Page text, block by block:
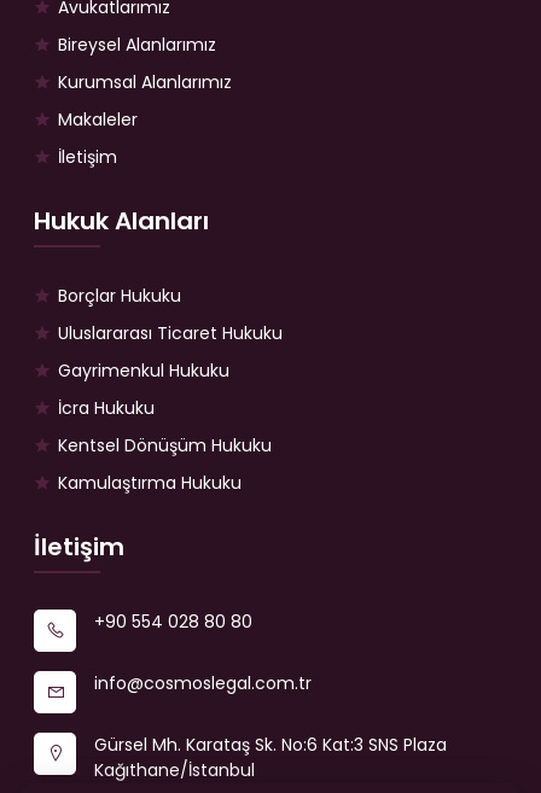
Avukatlarımız
Bireysel Alanlarımız
Kurumsal Alanlarımız
Makaleler
İletişim
Hukuk Alanları
Borçlar Hukuku
Uluslararası Ticaret Hukuku
Gayrimenkul Hukuku
İcra Hukuku
Kentsel Dönüşüm Hukuku
Kamulaştırma Hukuku
İletişim
+90 554 028 80 80
info@cosmoslegal.com.tr
Gürsel Mh. Karataş Sk. No:6 Kat:3 SNS Plaza
Kağıthane/İstanbul